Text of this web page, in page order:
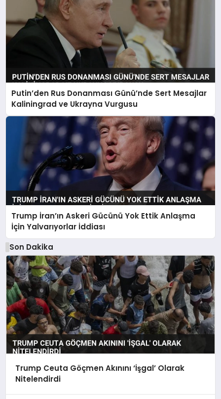
Putin’den Rus Donanması Günü’nde Sert Mesajlar
Kaliningrad ve Ukrayna Vurgusu
Trump İran’ın Askeri Gücünü Yok Ettik Anlaşma
İçin Yalvarıyorlar İddiası
Son Dakika
Trump Ceuta Göçmen Akınını ‘İşgal’ Olarak
Nitelendirdi